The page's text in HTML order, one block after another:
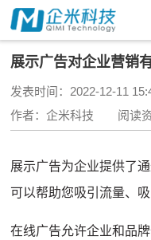
展示广告对企业营销
发表时间：2022-12-11
作者：企米科技 阅读资
展示广告为企业提供了
可以帮助您吸引流量、吸
在线广告允许企业和品